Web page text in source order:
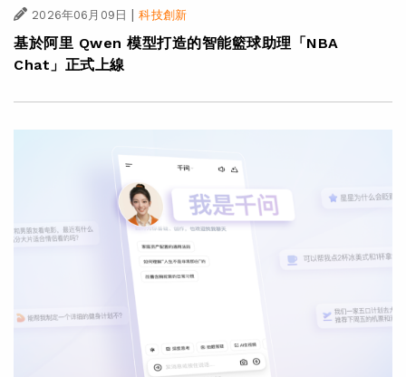
2026年06月09日 | 科技創新
基於阿里 Qwen 模型打造的智能籃球助理「NBA
Chat」正式上線